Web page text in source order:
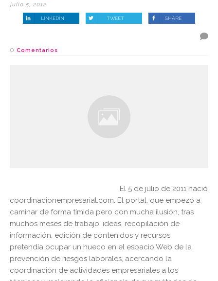
julio 5, 2012
LINKEDIN TWEET SHARE
0 Comentarios
El 5 de julio de 2011 nació
coordinacionempresarial.com. El portal, que empezó a
caminar de forma tímida pero con mucha ilusión, tras
muchos meses de trabajo, ideas, recopilación de
información, edición de contenidos y recursos;
pretendía ocupar un hueco en el espacio Web de la
prevención de riesgos laborales, acercando la
coordinación de actividades empresariales a los